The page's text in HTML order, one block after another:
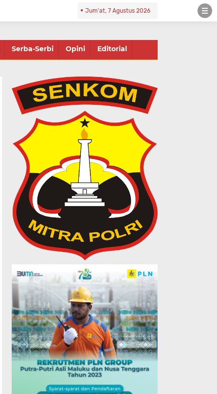
Jum'at, 7 Agustus 2026
Serba-Serbi Opini Editorial